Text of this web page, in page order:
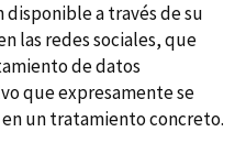
disponible a través de su
las redes sociales, que
de datos
que expresamente se
un tratamiento concreto.